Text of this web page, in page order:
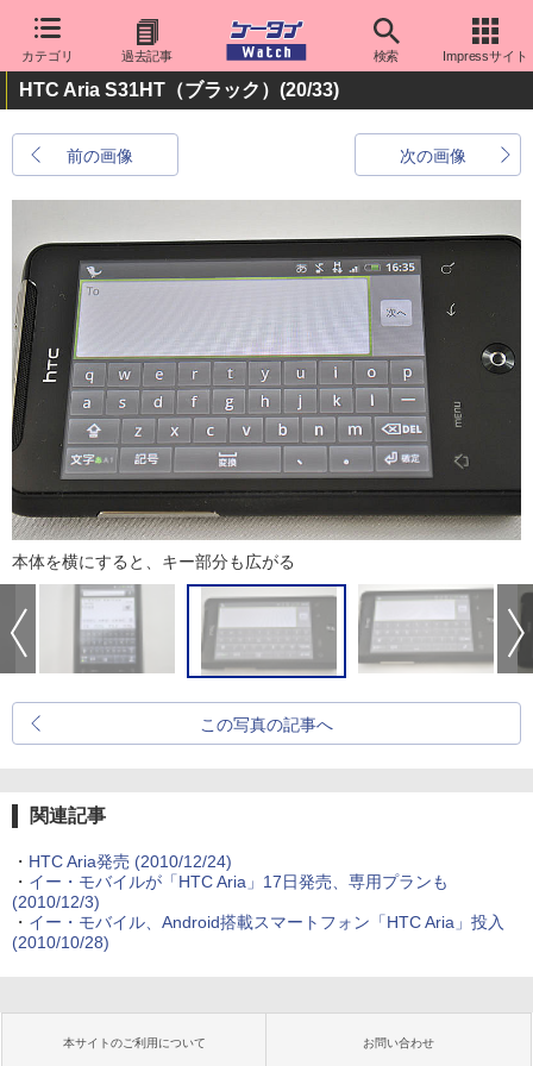
カテゴリ 過去記事 検索 Impressサイト
HTC Aria S31HT（ブラック） (20/33)
前の画像 次の画像
本体を横にすると、キー部分も広がる
この写真の記事へ
関連記事
・ HTC Aria発売 (2010/12/24)
・ イー・モバイルが「HTC Aria」17日発売、専用プランも
(2010/12/3)
・ イー・モバイル、Android搭載スマートフォン「HTC Aria」投入
(2010/10/28)
本サイトのご利用について お問い合わせ